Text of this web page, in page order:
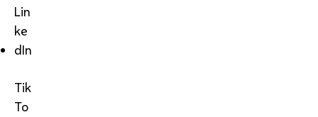
Lin
ke
dIn
Tik
To